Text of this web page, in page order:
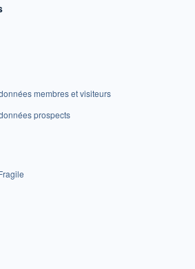
membres et visiteurs
prospects